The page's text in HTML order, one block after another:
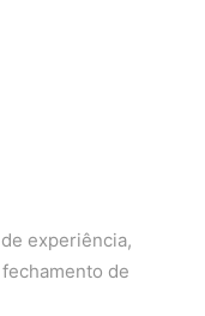
experiência,
de